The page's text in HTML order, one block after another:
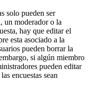
solo pueden ser
un moderador o la
hay que editar el
esta asociado a la
pueden borrar la
si algún miembro
pueden editar
encuestas sean